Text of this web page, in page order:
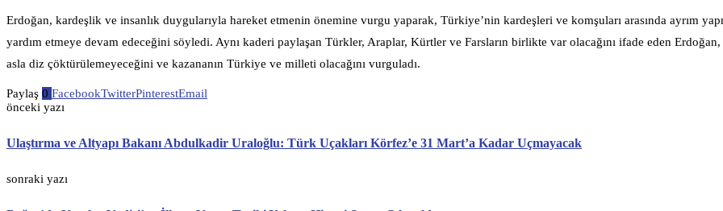
Erdoğan, kardeşlik ve insanlık duygularıyla hareket etmenin önemine vurgu yaparak, Türkiye’nin kardeşleri ve komşuları arasında ayrım
yardım etmeye devam edeceğini söyledi. Aynı kaderi paylaşan Türkler, Araplar, Kürtler ve Farsların birlikte var olacağını ifade eden
asla diz çöktürülemeyeceğini ve kazananın Türkiye ve milleti olacağını vurguladı.
Paylaş 0 FacebookTwitterPinterestEmail
önceki yazı
Ulaştırma ve Altyapı Bakanı Abdulkadir Uraloğlu: Türk Uçakları Körfez’e 31 Mart’a Kadar Uçmayacak
sonraki yazı